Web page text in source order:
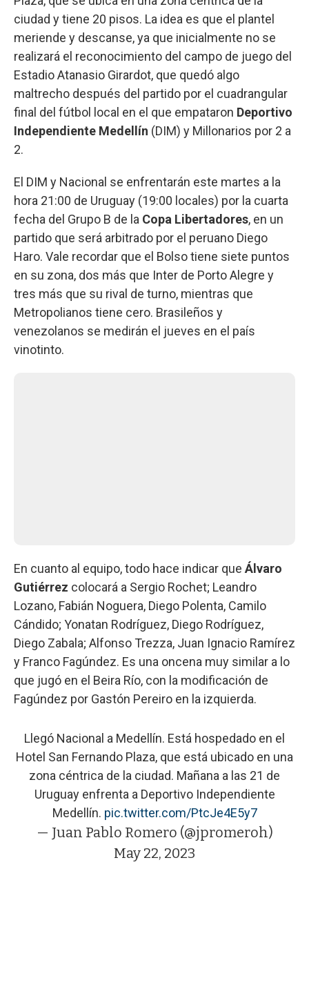
ciudad y tiene 20 pisos. La idea es que el plantel
meriende y descanse, ya que inicialmente no se
realizará el reconocimiento del campo de juego del
Estadio Atanasio Girardot, que quedó algo
maltrecho después del partido por el cuadrangular
final del fútbol local en el que empataron Deportivo
Independiente Medellín (DIM) y Millonarios por 2 a
2.
El DIM y Nacional se enfrentarán este martes a la
hora 21:00 de Uruguay (19:00 locales) por la cuarta
fecha del Grupo B de la Copa Libertadores, en un
partido que será arbitrado por el peruano Diego
Haro. Vale recordar que el Bolso tiene siete puntos
en su zona, dos más que Inter de Porto Alegre y
tres más que su rival de turno, mientras que
Metropolianos tiene cero. Brasileños y
venezolanos se medirán el jueves en el país
vinotinto.
En cuanto al equipo, todo hace indicar que Álvaro
Gutiérrez colocará a Sergio Rochet; Leandro
Lozano, Fabián Noguera, Diego Polenta, Camilo
Cándido; Yonatan Rodríguez, Diego Rodríguez,
Diego Zabala; Alfonso Trezza, Juan Ignacio Ramírez
y Franco Fagúndez. Es una oncena muy similar a lo
que jugó en el Beira Río, con la modificación de
Fagúndez por Gastón Pereiro en la izquierda.
Llegó Nacional a Medellín. Está hospedado en el
Hotel San Fernando Plaza, que está ubicado en una
zona céntrica de la ciudad. Mañana a las 21 de
Uruguay enfrenta a Deportivo Independiente
Medellín. pic.twitter.com/PtcJe4E5y7
— Juan Pablo Romero (@jpromeroh)
May 22, 2023